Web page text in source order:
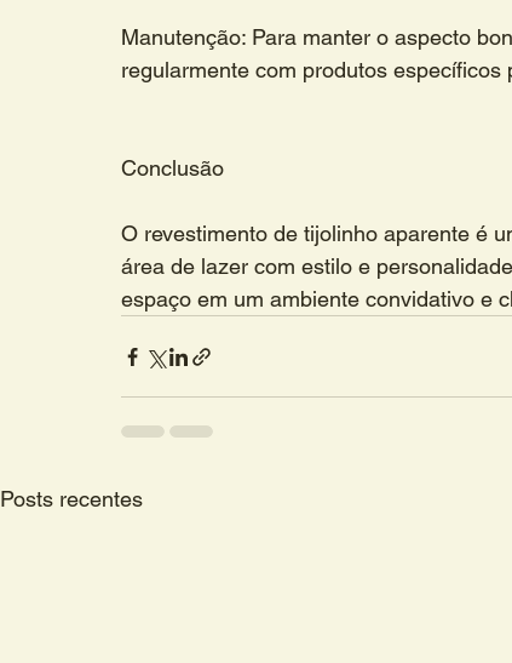
Manutenção: Para manter o aspecto
regularmente com produtos específicos
Conclusão
O revestimento de tijolinho aparente é
área de lazer com estilo e
espaço em um ambiente convidativo e
Posts recentes